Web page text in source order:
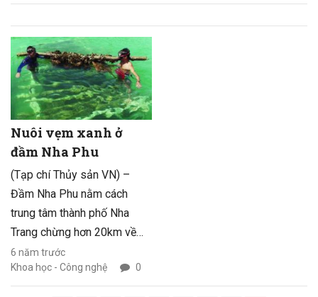
nuôi các loài thủy sản có giá trị, trong số có con vẹm
xanh.
Nuôi vẹm xanh ở
đầm Nha Phu
(Tạp chí Thủy sản VN) –
Đầm Nha Phu nằm cách
trung tâm thành phố Nha
Trang chừng hơn 20km về
phía Bắc, diện tích mặt nước
vào khoảng 4000 ha tùy
theo thủy triều lên xuống.
6 năm trước
Khoa học - Công nghệ
0